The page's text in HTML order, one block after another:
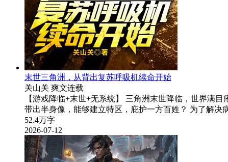
末世三角洲，从背出复苏呼吸机续命开始
关山关 爽文连载
【游戏降临+末世+无系统】 三角洲末世降临，世界满
带出半身像，能够建立特区，庇护一方百姓？ 为了解
52.4万字
2026-07-12